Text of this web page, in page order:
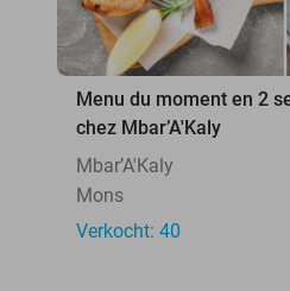
Menu du moment en 2
chez Mbar’A'Kaly
Mbar’A'Kaly
Mons
Verkocht: 40